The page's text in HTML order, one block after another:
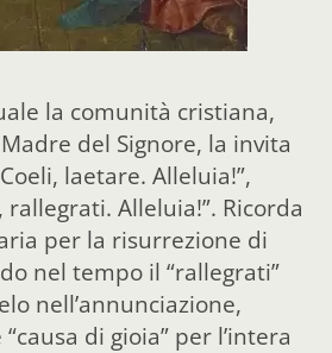
la comunità cristiana,
del Signore, la invita
laetare. Alleluia!”,
rallegrati. Alleluia!”. Ricorda
per la risurrezione di
nel tempo il “rallegrati”
nell’annunciazione,
di gioia” per l’intera